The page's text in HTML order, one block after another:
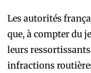
Les autorités
que, à compter du
leurs
infractions